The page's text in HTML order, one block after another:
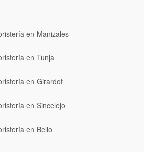
en Manizales
en Tunja
en Girardot
en Sincelejo
en Bello